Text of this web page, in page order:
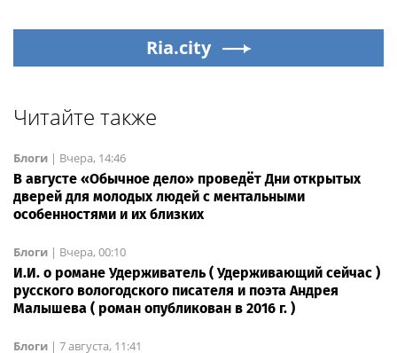
Ria.city
Читайте также
Блоги | Вчера, 14:46
В августе «Обычное дело» проведёт Дни открытых
дверей для молодых людей с ментальными
особенностями и их близких
Блоги | Вчера, 00:10
И.И. о романе Удерживатель ( Удерживающий сейчас )
русского вологодского писателя и поэта Андрея
Малышева ( роман опубликован в 2016 г. )
Блоги | 7 августа, 11:41